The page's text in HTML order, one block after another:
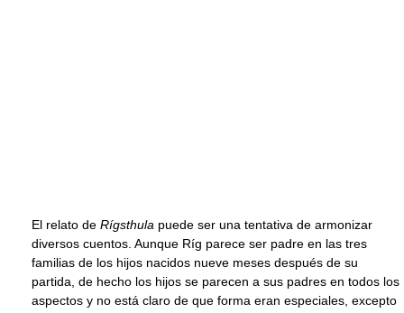
El relato de Rígsthula puede ser una tentativa de armonizar
diversos cuentos. Aunque Ríg parece ser padre en las tres
familias de los hijos nacidos nueve meses después de su
partida, de hecho los hijos se parecen a sus padres en todos los
aspectos y no está claro de que forma eran especiales, excepto